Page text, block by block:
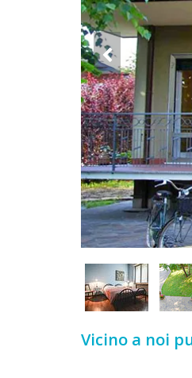
OFFERTE
CHIEDI
CODICE
SCONTO
Vicino a noi